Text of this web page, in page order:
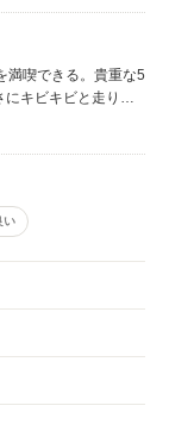
満喫できる。貴重な5
キビキビと走り、
。
い